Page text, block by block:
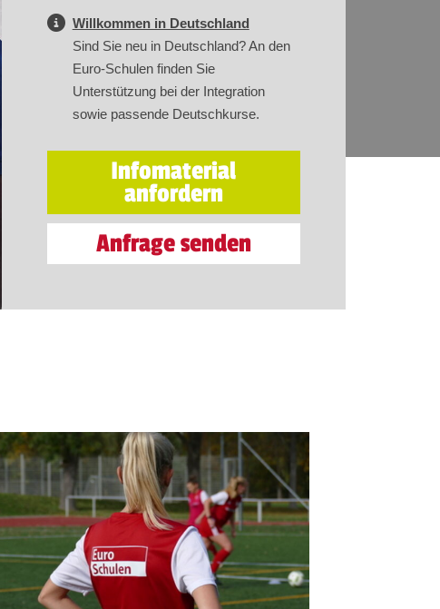
Willkommen in Deutschland
Sind Sie neu in Deutschland? An den
Euro-Schulen finden Sie
Unterstützung bei der Integration
sowie passende Deutschkurse.
Infomaterial
anfordern
Anfrage senden